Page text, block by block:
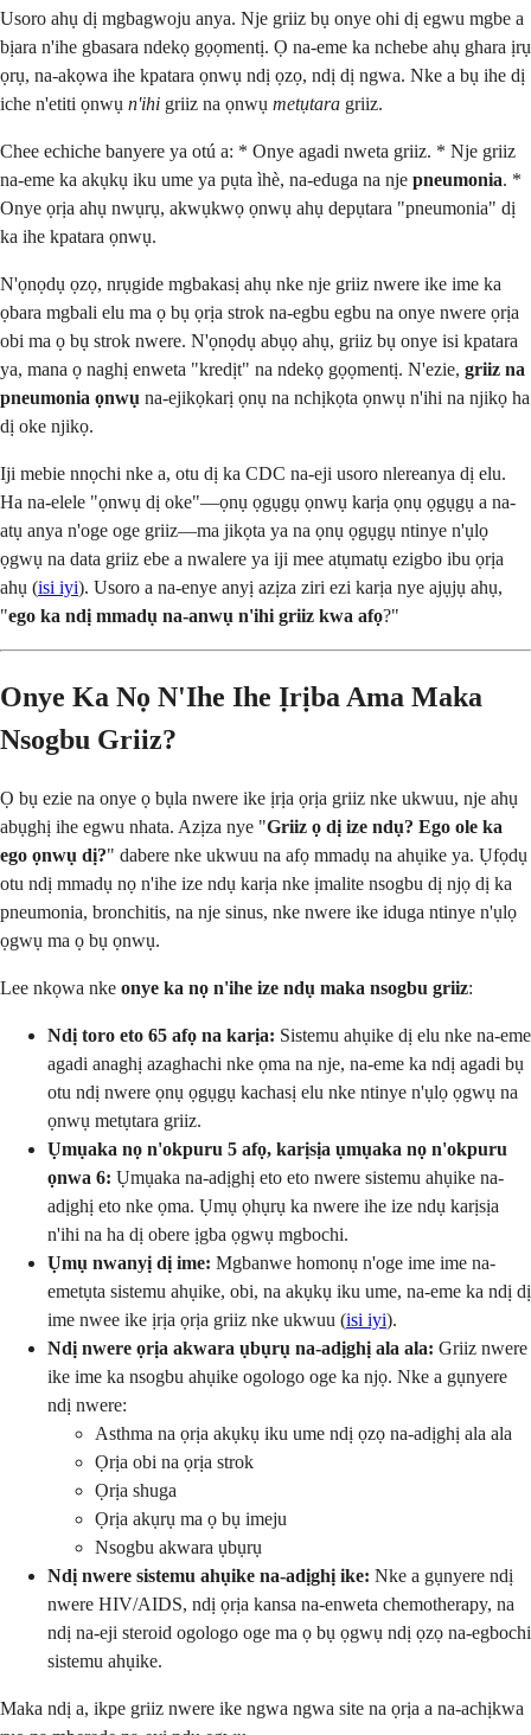
Usoro ahụ dị mgbagwoju anya. Nje griiz bụ onye ohi dị egwu mgbe a
bịara n'ihe gbasara ndekọ gọọmentị. Ọ na-eme ka nchebe ahụ ghara ịrụ
ọrụ, na-akọwa ihe kpatara ọnwụ ndị ọzọ, ndị dị ngwa. Nke a bụ ihe dị
iche n'etiti ọnwụ n'ihi griiz na ọnwụ metụtara griiz.
Chee echiche banyere ya otú a: * Onye agadi nweta griiz. * Nje griiz
na-eme ka akụkụ iku ume ya pụta ìhè, na-eduga na nje pneumonia. *
Onye ọrịa ahụ nwụrụ, akwụkwọ ọnwụ ahụ depụtara "pneumonia" dị
ka ihe kpatara ọnwụ.
N'ọnọdụ ọzọ, nrụgide mgbakasị ahụ nke nje griiz nwere ike ime ka
ọbara mgbali elu ma ọ bụ ọrịa strok na-egbu egbu na onye nwere ọrịa
obi ma ọ bụ strok nwere. N'ọnọdụ abụọ ahụ, griiz bụ onye isi kpatara
ya, mana ọ naghị enweta "kredịt" na ndekọ gọọmentị. N'ezie, griiz na
pneumonia ọnwụ na-ejikọkarị ọnụ na nchịkọta ọnwụ n'ihi na njikọ ha
dị oke njikọ.
Iji mebie nnọchi nke a, otu dị ka CDC na-eji usoro nlereanya dị elu.
Ha na-elele "ọnwụ dị oke"—ọnụ ọgụgụ ọnwụ karịa ọnụ ọgụgụ a na-
atụ anya n'oge oge griiz—ma jikọta ya na ọnụ ọgụgụ ntinye n'ụlọ
ọgwụ na data griiz ebe a nwalere ya iji mee atụmatụ ezigbo ibu ọrịa
ahụ (isi iyi). Usoro a na-enye anyị azịza ziri ezi karịa nye ajụjụ ahụ,
"ego ka ndị mmadụ na-anwụ n'ihi griiz kwa afọ?"
Onye Ka Nọ N'Ihe Ihe Ịrịba Ama Maka
Nsogbu Griiz?
Ọ bụ ezie na onye ọ bụla nwere ike ịrịa ọrịa griiz nke ukwuu, nje ahụ
abụghị ihe egwu nhata. Azịza nye "Griiz ọ dị ize ndụ? Ego ole ka
ego ọnwụ dị?" dabere nke ukwuu na afọ mmadụ na ahụike ya. Ụfọdụ
otu ndị mmadụ nọ n'ihe ize ndụ karịa nke ịmalite nsogbu dị njọ dị ka
pneumonia, bronchitis, na nje sinus, nke nwere ike iduga ntinye n'ụlọ
ọgwụ ma ọ bụ ọnwụ.
Lee nkọwa nke onye ka nọ n'ihe ize ndụ maka nsogbu griiz:
Ndị toro eto 65 afọ na karịa: Sistemu ahụike dị elu nke na-eme
agadi anaghị azaghachi nke ọma na nje, na-eme ka ndị agadi bụ
otu ndị nwere ọnụ ọgụgụ kachasị elu nke ntinye n'ụlọ ọgwụ na
ọnwụ metụtara griiz.
Ụmụaka nọ n'okpuru 5 afọ, karịsịa ụmụaka nọ n'okpuru
ọnwa 6: Ụmụaka na-adịghị eto eto nwere sistemu ahụike na-
adịghị eto nke ọma. Ụmụ ọhụrụ ka nwere ihe ize ndụ karịsịa
n'ihi na ha dị obere ịgba ọgwụ mgbochi.
Ụmụ nwanyị dị ime: Mgbanwe homonụ n'oge ime ime na-
emetụta sistemu ahụike, obi, na akụkụ iku ume, na-eme ka ndị dị
ime nwee ike ịrịa ọrịa griiz nke ukwuu (isi iyi).
Ndị nwere ọrịa akwara ụbụrụ na-adịghị ala ala: Griiz nwere
ike ime ka nsogbu ahụike ogologo oge ka njọ. Nke a gụnyere
ndị nwere:
Asthma na ọrịa akụkụ iku ume ndị ọzọ na-adịghị ala ala
Ọrịa obi na ọrịa strok
Ọrịa shuga
Ọrịa akụrụ ma ọ bụ imeju
Nsogbu akwara ụbụrụ
Ndị nwere sistemu ahụike na-adịghị ike: Nke a gụnyere ndị
nwere HIV/AIDS, ndị ọrịa kansa na-enweta chemotherapy, na
ndị na-eji steroid ogologo oge ma ọ bụ ọgwụ ndị ọzọ na-egbochi
sistemu ahụike.
Maka ndị a, ikpe griiz nwere ike ngwa ngwa site na ọrịa a na-achịkwa